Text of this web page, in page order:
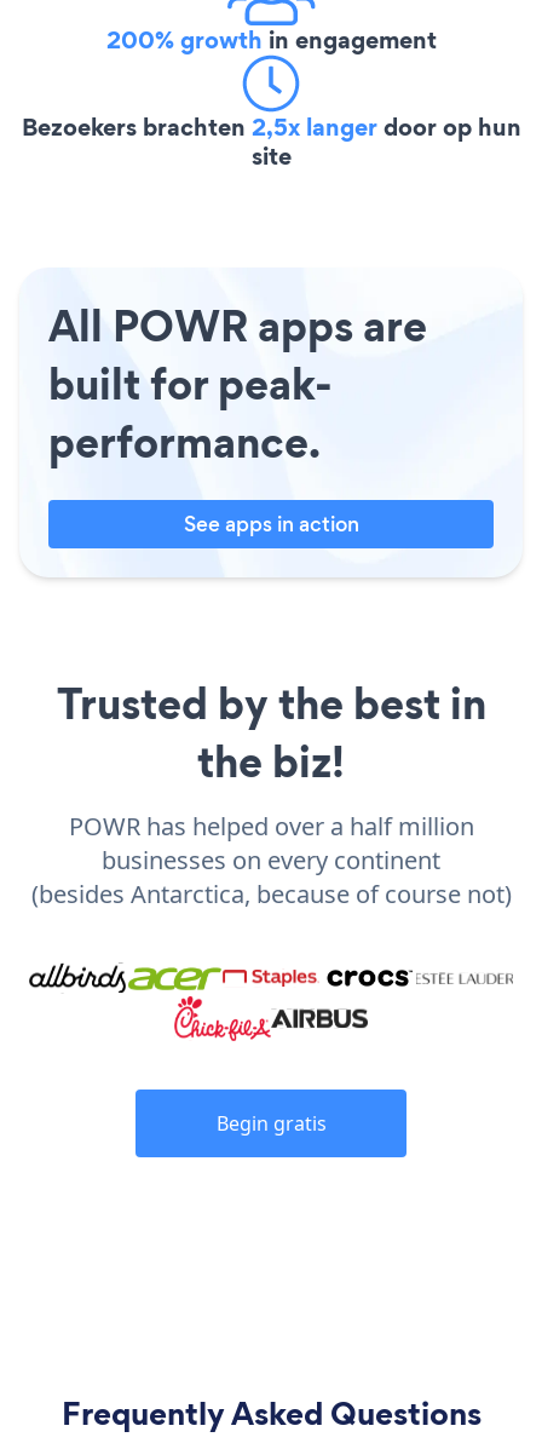
200% growth in engagement
Bezoekers brachten 2,5x langerdoor op hun
site
All POWR apps are
built for peak-
performance.
See apps in action
Trusted by the best in
the biz!
POWR has helped over a half million
businesses on every continent
(besides Antarctica, because of course not)
Begin gratis
Frequently Asked Questions